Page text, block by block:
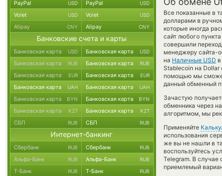
Все показанные в
долларами в
которые иногда
сайт любого
совершили
менеджеру сайта-
на Наличные USD
Stablecoin на
помощью мы
данный обменный
Зачастую
обменника через
алгоритмом, мы
Применяйте
использования
же вы не нашли в
воспользуйтесь
Telegram. В
приемлемый
PayPal USD PayPal USD
Volet USD Volet USD
Alipay CNY Alipay CNY
Банковские счета и карты
Банковская карта USD Банковская карта USD
Банковская карта RUB Банковская карта RUB
Банковская карта EUR Банковская карта EUR
Банковская карта UAH Банковская карта UAH
Банковская карта BYN Банковская карта BYN
Банковская карта KZT Банковская карта KZT
СБП RUB СБП RUB
Интернет-банкинг
Сбербанк RUB Сбербанк RUB
Альфа-Банк RUB Альфа-Банк RUB
Т-Банк RUB Т-Банк RUB